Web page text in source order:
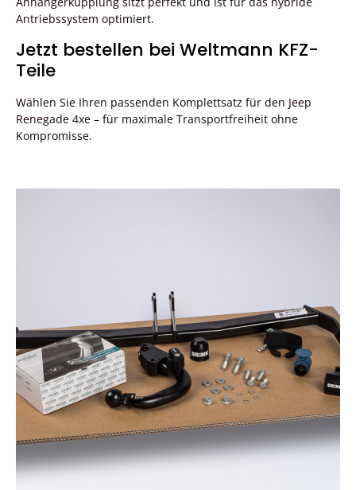
Antriebssystem optimiert.
Jetzt bestellen bei Weltmann KFZ-
Teile
Wählen Sie Ihren passenden Komplettsatz für den Jeep
Renegade 4xe – für maximale Transportfreiheit ohne
Kompromisse.